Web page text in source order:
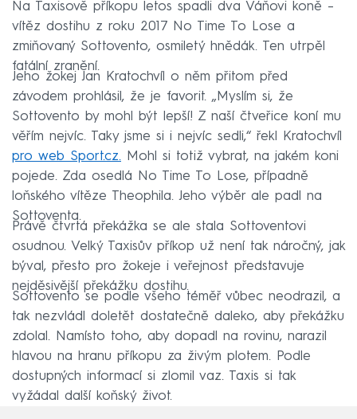
Na Taxisově příkopu letos spadli dva Váňovi koně –
vítěz dostihu z roku 2017 No Time To Lose a
zmiňovaný Sottovento, osmiletý hnědák. Ten utrpěl
fatální zranění.
Jeho žokej Jan Kratochvíl o něm přitom před
závodem prohlásil, že je favorit. „Myslím si, že
Sottovento by mohl být lepší! Z naší čtveřice koní mu
věřím nejvíc. Taky jsme si i nejvíc sedli,“ řekl Kratochvíl
pro web Sport.cz. Mohl si totiž vybrat, na jakém koni
pojede. Zda osedlá No Time To Lose, případně
loňského vítěze Theophila. Jeho výběr ale padl na
Sottoventa.
Právě čtvrtá překážka se ale stala Sottoventovi
osudnou. Velký Taxisův příkop už není tak náročný, jak
býval, přesto pro žokeje i veřejnost představuje
nejděsivější překážku dostihu.
Sottovento se podle všeho téměř vůbec neodrazil, a
tak nezvládl doletět dostatečně daleko, aby překážku
zdolal. Namísto toho, aby dopadl na rovinu, narazil
hlavou na hranu příkopu za živým plotem. Podle
dostupných informací si zlomil vaz. Taxis si tak
vyžádal další koňský život.